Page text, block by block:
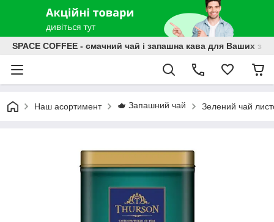
SPACE COFFEE - смачний чай і запашна кава для Ваших
Наш асортимент 🫖 Запашний чай Зелений чай